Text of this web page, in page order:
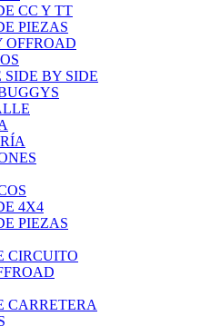
CC Y TT
PIEZAS
OFFROAD
SIDE BY SIDE
4X4
PIEZAS
CIRCUITO
CARRETERA